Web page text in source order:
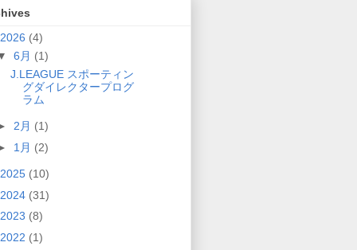
2026 (4)
6月 (1)
J.LEAGUE スポーティン
グダイレクタープログ
ラム
2月 (1)
1月 (2)
2025 (10)
2024 (31)
2023 (8)
2022 (1)